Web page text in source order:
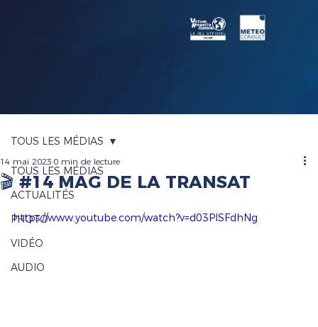
TOUS LES MÉDIAS
ACTUALITÉS
PHOTO
VIDÉO
AUDIO
TOUS LES MÉDIAS
🎬 #14 MAG DE LA TRANSAT
14 mai 2023 0 min de lecture
https://www.youtube.com/watch?v=d03PISFdhNg